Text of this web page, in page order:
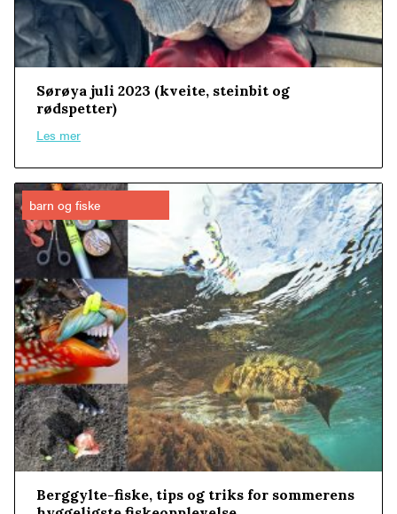
Sørøya juli 2023 (kveite, steinbit og
rødspetter)
Les mer
barn og fiske
Berggylte-fiske, tips og triks for sommerens